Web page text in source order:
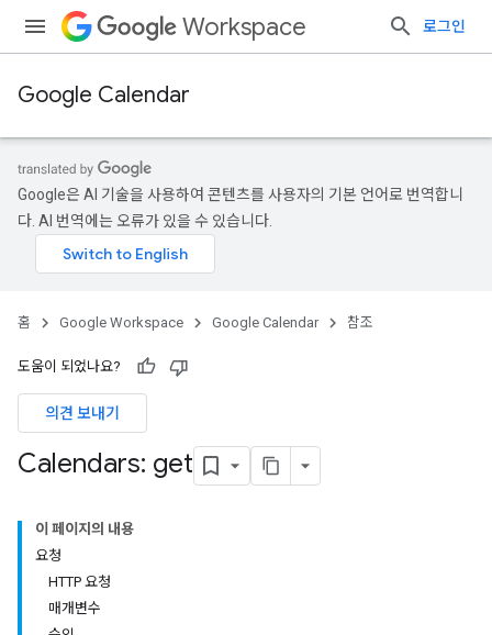
Workspace 로그인
Google Calendar
Google은 AI 기술을 사용하여 콘텐츠를 사용자의 기본 언어로 번역합니
다. AI 번역에는 오류가 있을 수 있습니다.
홈 Google Workspace Google Calendar 참조
도움이 되었나요?
의견 보내기
Calendars: get
이 페이지의 내용
요청
HTTP 요청
매개변수